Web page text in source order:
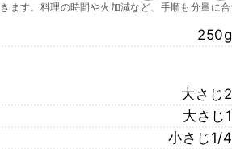
ます。料理の時間や火加減など、手順も分量に合
250g
大さじ2
大さじ1
小さじ1/4